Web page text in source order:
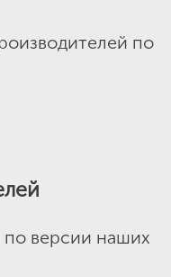
по
версии наших